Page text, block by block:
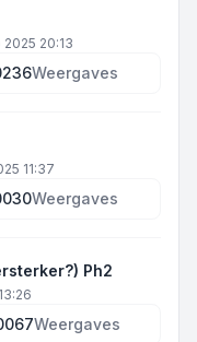
2025 20:13
Weergaves
11:37
Weergaves
Ph2
Weergaves